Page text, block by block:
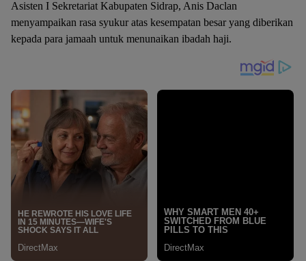
Asisten I Sekretariat Kabupaten Sidrap, Anis Daclan
menyampaikan rasa syukur atas kesempatan besar yang diberikan
kepada para jamaah untuk menunaikan ibadah haji.